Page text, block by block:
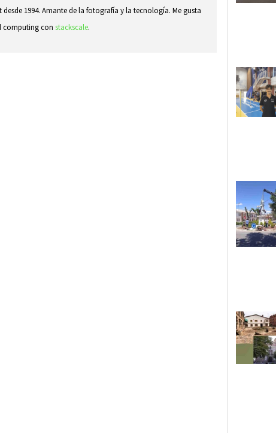
1994. Amante de la fotografía y la tecnología. Me gusta
computing con stackscale.